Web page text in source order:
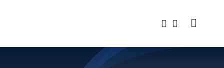
Toggle